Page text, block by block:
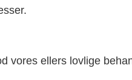
vores ellers lovlige